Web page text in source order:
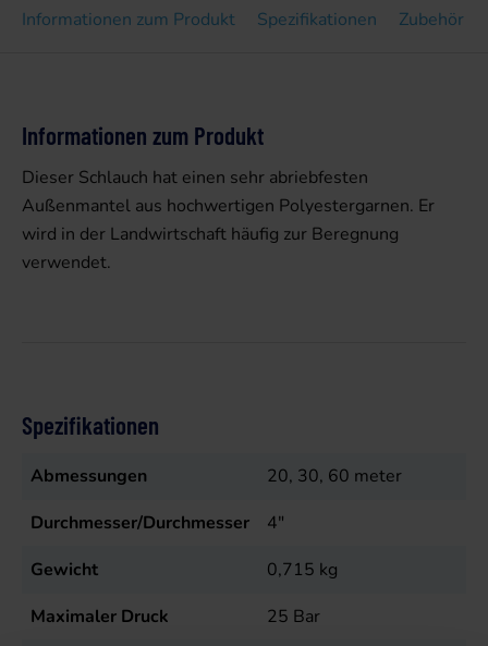
Informationen zum Produkt Spezifikationen Zubehör
Informationen zum Produkt
Dieser Schlauch hat einen sehr abriebfesten
Außenmantel aus hochwertigen Polyestergarnen. Er
wird in der Landwirtschaft häufig zur Beregnung
verwendet.
Spezifikationen
Abmessungen
20, 30, 60 meter
Durchmesser/Durchmesser
4"
Gewicht
0,715 kg
Maximaler Druck
25 Bar